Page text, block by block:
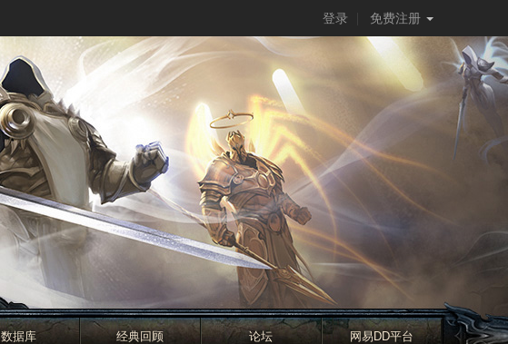
登录 免费注册
数据库 经典回顾 论坛 网易DD平台